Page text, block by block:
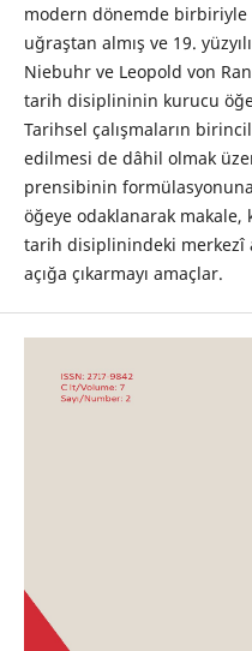
modern dönemde
uğraştan almış ve 19.
Niebuhr ve Leopold von
tarih disiplininin kurucu
Tarihsel çalışmaların
edilmesi de dâhil olmak
prensibinin
öğeye odaklanarak
tarih disiplinindeki merkezî
açığa çıkarmayı amaçlar.